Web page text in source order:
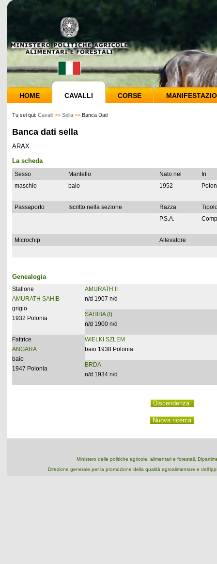
HOME CAVALLI CORSE
Tu sei qui: Cavalli >> Sella >> Banca Dati
Banca dati sella
ARAX
La scheda
Sesso Mantello Nato nel
In
maschio
baio 1952
Passaporto Iscritto nella sezione Razza
P.S.A.
Microchip Allevatore
Genealogia
Stallone
AMURATH SAHIB
grigio
1932 Polonia
AMURATH II
n/d 1907 n/d
SAHIBA (I)
n/d 1900 n/d
Fattrice
ANGARA
baio
1947 Polonia
WIELKI SZLEM
baio 1938 Polonia
BRDA
n/d 1934 n/d
Ministero delle politiche agricole, alimentari e forestali,
Direzione generale per la promozione della qualità agroalimentare e